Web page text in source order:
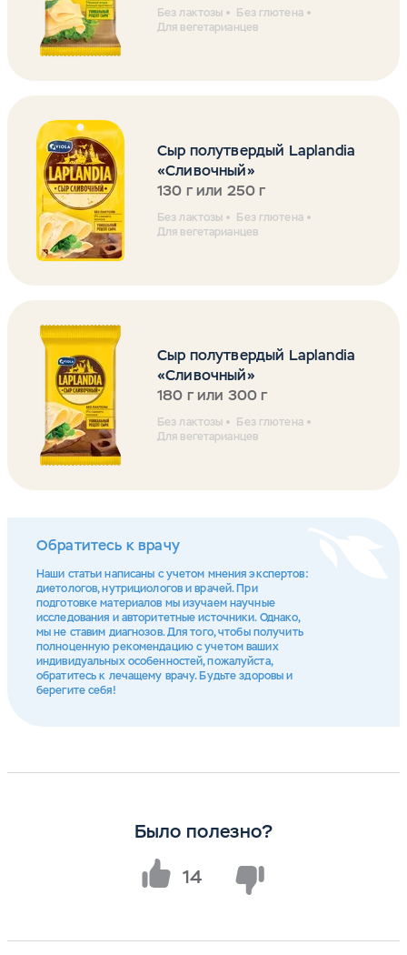
Без лактозы
Без глютена
Для вегетарианцев
Сыр полутвердый Laplandia
«Сливочный»
130 г или 250 г
Без лактозы
Без глютена
Для вегетарианцев
Сыр полутвердый Laplandia
«Сливочный»
180 г или 300 г
Без лактозы
Без глютена
Для вегетарианцев
Обратитесь к врачу
Наши статьи написаны с учетом мнения экспертов:
диетологов, нутрициологов и врачей. При
подготовке материалов мы изучаем научные
исследования и авторитетные источники. Однако,
мы не ставим диагнозов. Для того, чтобы получить
полноценную рекомендацию с учетом ваших
индивидуальных особенностей, пожалуйста,
обратитесь к лечащему врачу. Будьте здоровы и
берегите себя!
Было полезно?
14